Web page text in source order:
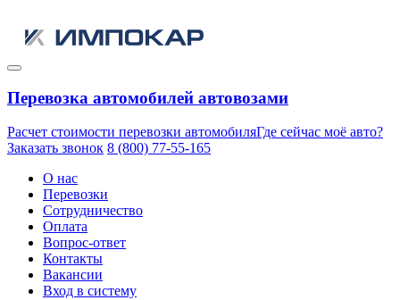
Перевозка автомобилей автовозами
Расчет стоимости перевозки автомобиляГде сейчас моё авто?
Заказать звонок 8 (800) 77-55-165
О нас
Перевозки
Сотрудничество
Оплата
Вопрос-ответ
Контакты
Вакансии
Вход в систему